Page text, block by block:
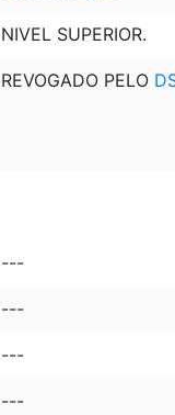
NIVEL SUPERIOR.
REVOGADO PELO
---
---
---
---